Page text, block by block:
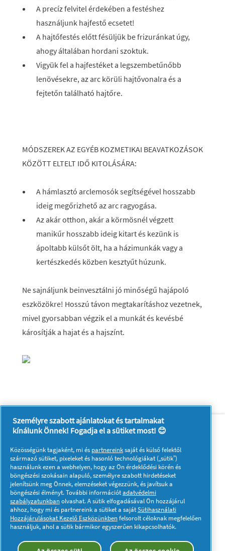
A precíz felvitel érdekében a festéshez
használjunk hajfestő ecsetet!
A hajtőfestés előtt fésüljük be frizuránkat úgy,
ahogy általában hordani szoktuk.
Vigyük fel a hajfestéket a legszembetűnőbb
lenövésekre, az arc körüli hajtővonalra és a
fejtetőn található hajtőre.
MÓDSZEREK AZ EGYÉB KOZMETIKAI BEAVATKOZÁSOK
KÖZÖTT ELTELT IDŐ KITOLÁSÁRA:
A hámlasztó arclemosók segítségével hosszabb
ideig megőrizhető az arc ragyogása.
Az akár otthon, akár a körmösnél végzett
manikűr hosszabb ideig kitart és kezünk is
ápoltabb külsőt ölt, ha a házimunkák vagy a
kertészkedés közben kesztyűt húzunk.
Ne sajnáljunk beinvesztálni jó minőségű hajápoló
eszközökre! Hosszú távon megtakarításhoz vezetnek,
mivel gyorsabban végzik el a munkát és kevésbé
károsítják a hajat és a hajszínt.
Rólunk
Kapcsolatfelvétel
A pg.com felkeresése
Kövessen minket:
Adataim
Adatvédelmi közlemény
Akadálymentességi nyilatkozat
Személyre szabott ajánlatokat és tartalmakat
kínálunk Önnek! Fogadja el a sütiket most! 😊
Közösségünk tagjaként, mi és partnereinksaját és külső felektől
származó sütiket, pixeleket és hasonló technológiákat („sütik”)
használunk ezen a webhelyen, hogy az Ön érdeklődési körén és
böngészési szokásain alapuló, személyre szabott hirdetéseket
jelenítsünk meg Önnek, elemzéseket végezzünk, és javítsuk a
böngészési élményt. További információtadatvédelmi
szabályzatunkbanolvashat. A sütik elfogadásával Ön hozzájárul
ahhoz, hogy mi és partnereink a sütiket a sajátSütihasználati
Hozzájárulásokat Kezelő Eszközünkbenfelsorolt céloknak megfelelően
használjuk, ahol a sütik bármikor egyszerűen kikapcsolhatók.